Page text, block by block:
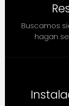
Buscamos
hagan